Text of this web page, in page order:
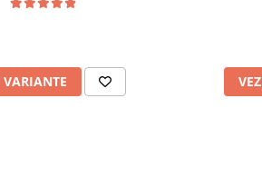
VARIANTE